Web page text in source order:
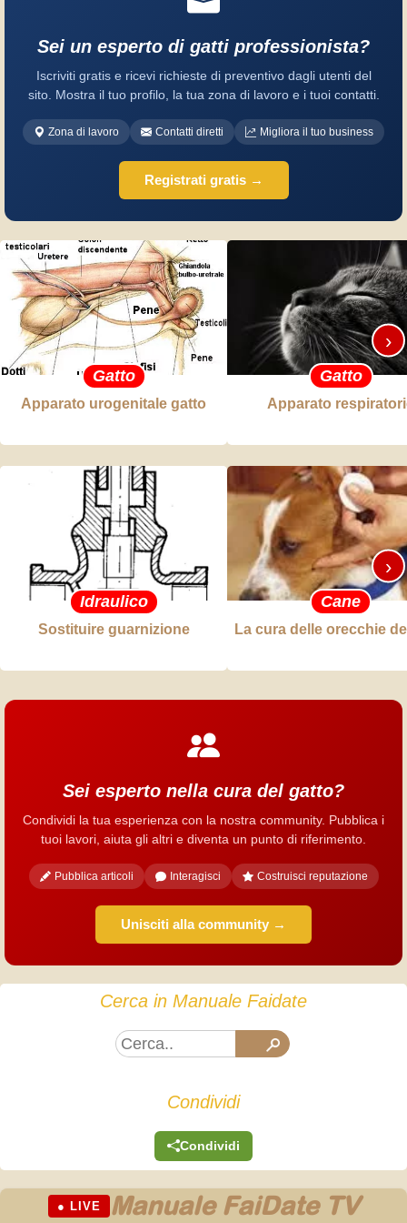
Sei un esperto di gatti professionista?
Iscriviti gratis e ricevi richieste di preventivo dagli utenti del
sito. Mostra il tuo profilo, la tua zona di lavoro e i tuoi contatti.
Zona di lavoro Contatti diretti Migliora il tuo business
Registrati gratis →
Gatto
Apparato urogenitale gatto
Gatto
Apparato
›
Idraulico
Sostituire guarnizione
Cane
La cura delle orecchie
›
Sei esperto nella cura del gatto?
Condividi la tua esperienza con la nostra community. Pubblica i
tuoi lavori, aiuta gli altri e diventa un punto di riferimento.
Pubblica articoli Interagisci Costruisci reputazione
Unisciti alla community →
Cerca in Manuale Faidate
Condividi
Condividi
● LIVE Manuale FaiDate TV